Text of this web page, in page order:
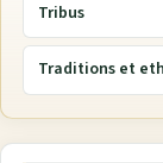
Tribus
Traditions et